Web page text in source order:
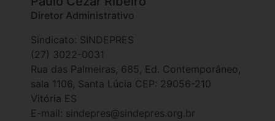
Diretor Administrativo
Sindicato: SINDEPRES
(27) 3022-0031
Rua das Palmeiras, 685, Ed. Contemporâneo,
sala 1106, Santa Lúcia CEP: 29056-210
Vitória ES
E-mail: sindepres@sindepres.org.br